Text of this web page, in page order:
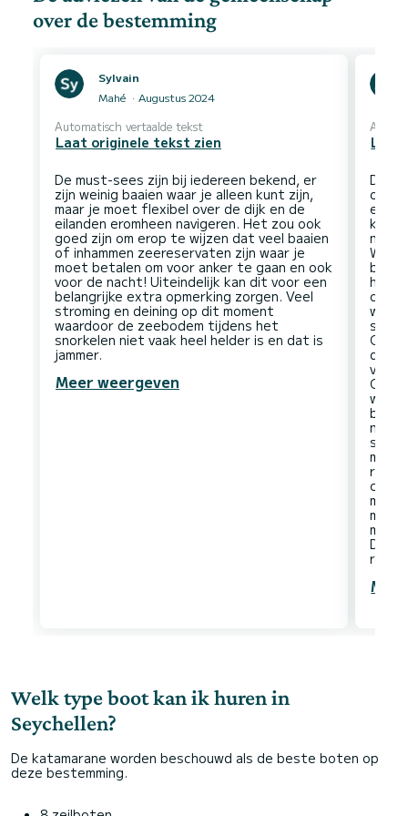
over de bestemming
Sylvain
Mahé
Augustus 2024
Automatisch vertaalde tekst
Laat originele tekst zien
De must-sees zijn bij iedereen bekend, er
zijn weinig baaien waar je alleen kunt zijn,
maar je moet flexibel over de dijk en de
eilanden eromheen navigeren. Het zou ook
goed zijn om erop te wijzen dat veel baaien
of inhammen zeereservaten zijn waar je
moet betalen om voor anker te gaan en ook
voor de nacht! Uiteindelijk kan dit voor een
belangrijke extra opmerking zorgen. Veel
stroming en deining op dit moment
waardoor de zeebodem tijdens het
snorkelen niet vaak heel helder is en dat is
Meer weergeven
Laat
De
een
Wat
het
de
veel
buurt
riffen
De
Welk type boot kan ik huren in
Seychellen?
De katamarane worden beschouwd als de beste boten op
deze bestemming.